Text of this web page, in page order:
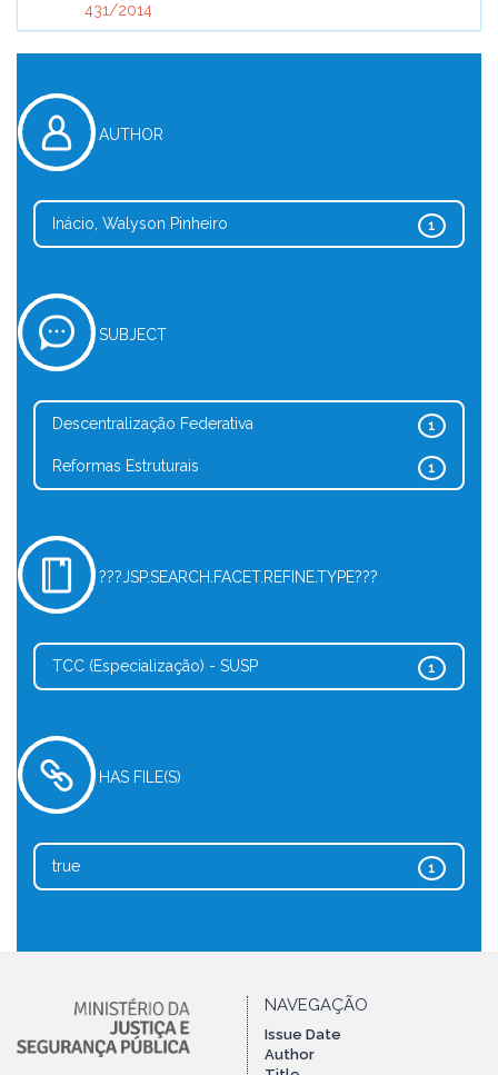
431/2014
AUTHOR
1
Inácio, Walyson Pinheiro
SUBJECT
1
Descentralização Federativa
1
Reformas Estruturais
???JSP.SEARCH.FACET.REFINE.TYPE???
1
TCC (Especialização) - SUSP
HAS FILE(S)
1
true
NAVEGAÇÃO
Issue Date
Author